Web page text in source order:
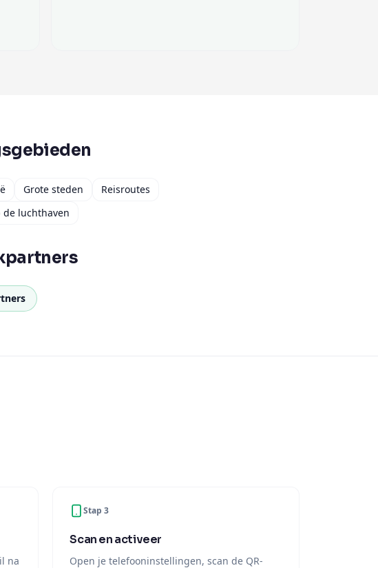
Grote steden
Reisroutes
de luchthaven
na
Stap 3
Scan en activeer
Open je telefooninstellingen, scan de QR-